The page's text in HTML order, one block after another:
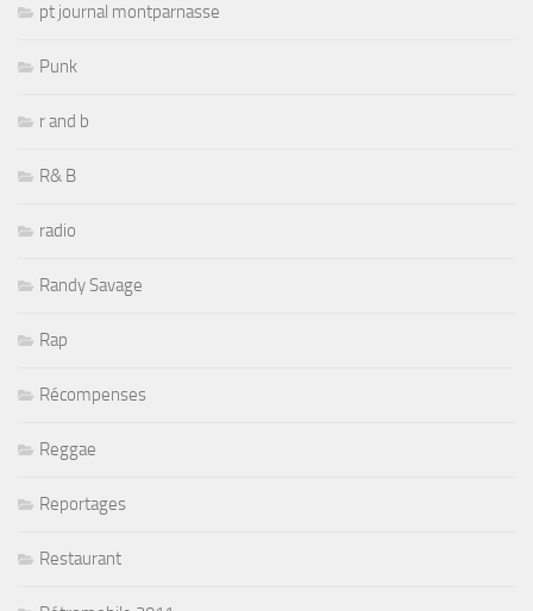
pt journal montparnasse
Punk
r and b
R& B
radio
Randy Savage
Rap
Récompenses
Reggae
Reportages
Restaurant